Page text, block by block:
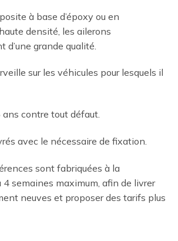
à base d’époxy ou en
densité, les ailerons
d’une grande qualité.
sur les véhicules pour lesquels il
contre tout défaut.
avec le nécessaire de fixation.
sont fabriquées à la
semaines maximum, afin de livrer
neuves et proposer des tarifs plus